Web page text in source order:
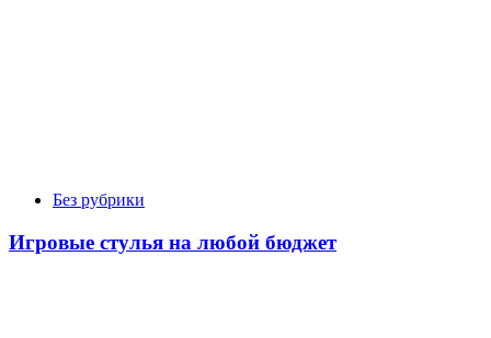
Без рубрики
Игровые стулья на любой бюджет